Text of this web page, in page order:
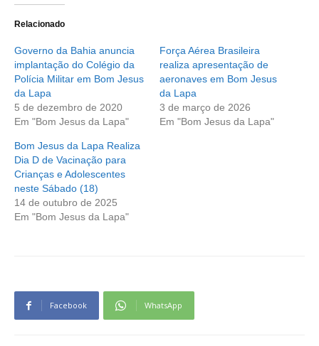
Relacionado
Governo da Bahia anuncia
implantação do Colégio da
Polícia Militar em Bom Jesus
da Lapa
5 de dezembro de 2020
Em "Bom Jesus da Lapa"
Força Aérea Brasileira
realiza apresentação de
aeronaves em Bom Jesus
da Lapa
3 de março de 2026
Em "Bom Jesus da Lapa"
Bom Jesus da Lapa Realiza
Dia D de Vacinação para
Crianças e Adolescentes
neste Sábado (18)
14 de outubro de 2025
Em "Bom Jesus da Lapa"
Facebook WhatsApp